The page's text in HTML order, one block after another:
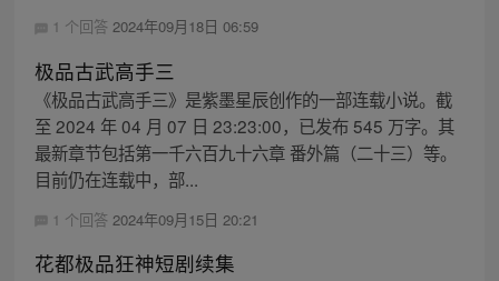
1 个回答 2024年09月18日 06:59
极品古武高手三
《极品古武高手三》是紫墨星辰创作的一部连载小说。截
至 2024 年 04 月 07 日 23:23:00，已发布 545 万字。其
最新章节包括第一千六百九十六章 番外篇（二十三）等。
目前仍在连载中，部...
1 个回答 2024年09月15日 20:21
花都极品狂神短剧续集